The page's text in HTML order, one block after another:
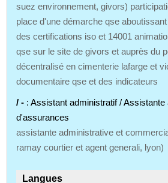
suez environnement, givors)
place d'une démarche qse
des certifications iso et 14001
qse sur le site de givors et auprès du
décentralisé en cimenterie lafarge et
documentaire qse et des indicateurs
/ - : Assistant administratif /
d'assurances
assistante administrative et
ramay courtier et agent generali, lyon)
Langues